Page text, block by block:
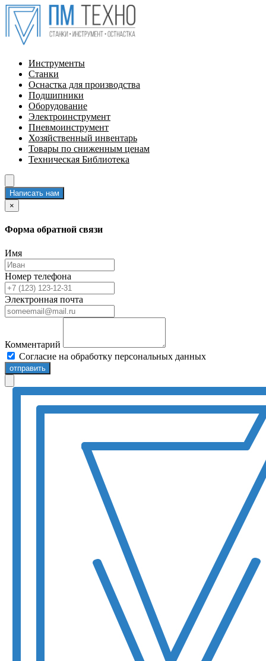
Инструменты
Станки
Оснастка для производства
Подшипники
Оборудование
Электроинструмент
Пневмоинструмент
Хозяйственный инвентарь
Товары по сниженным ценам
Техническая Библиотека
Написать нам
×
Форма обратной связи
Имя
Номер телефона
Электронная почта
Комментарий
Согласие на обработку персональных данных
отправить